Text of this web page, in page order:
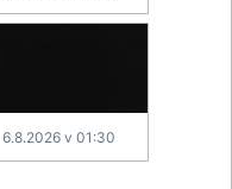
6.8.2026 v 01:30